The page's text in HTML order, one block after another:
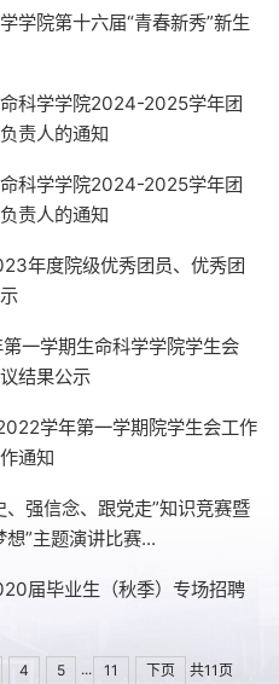
学院第十六届“青春新秀”新生
科学学院2024-2025学年团
责人的通知
科学学院2024-2025学年团
责人的通知
年度院级优秀团员、优秀团
一学期生命科学学院学生会
结果公示
学年第一学期院学生会工作
通知
、强信念、跟党走”知识竞赛暨
”主题演讲比赛...
届毕业生（秋季）专场招聘
4 5 ... 11 下页 共11页